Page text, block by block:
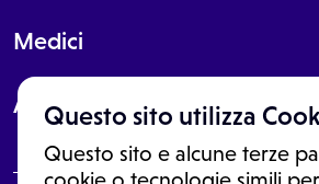
Questo sito utilizza
Questo sito e alcune terze
Medici
About